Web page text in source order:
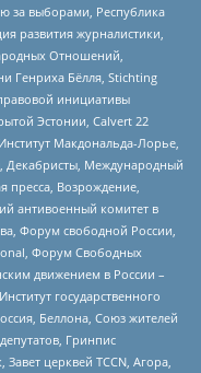
за выборами, Республика
журналистики,
Отношений,
Бёлля, Stichting
инициативы
Эстонии, Calvert 22
Макдональда-Лорье,
Декабристы, Международный
пресса, Возрождение,
антивоенный комитет в
Форум свободной России,
Форум Свободных
движением в России –
государственного
Беллона, Союз жителей
Гринпис
церквей TCCN, Агора,